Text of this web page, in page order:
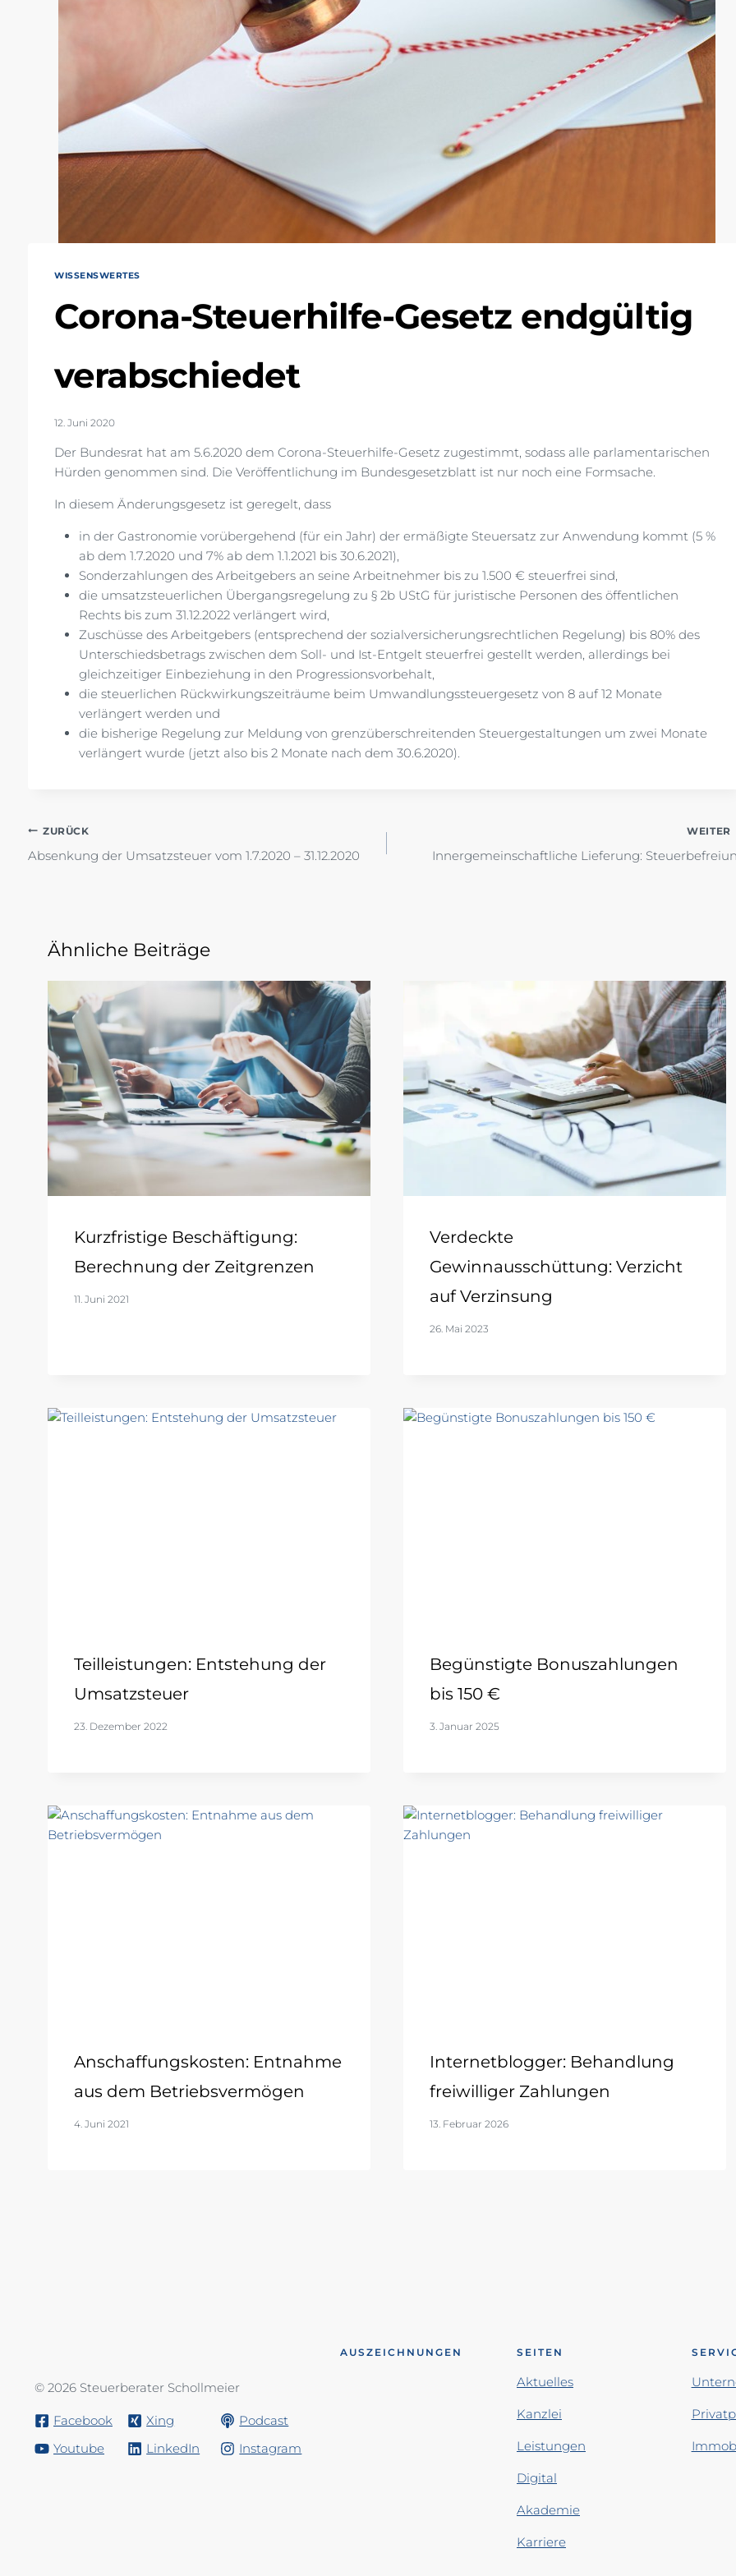
WISSENSWERTES
Corona-Steuerhilfe-Gesetz endgültig
verabschiedet
12. Juni 2020
Der Bundesrat hat am 5.6.2020 dem Corona-Steuerhilfe-Gesetz zugestimmt, sodass alle parlamentarischen
Hürden genommen sind. Die Veröffentlichung im Bundesgesetzblatt ist nur noch eine Formsache.
In diesem Änderungsgesetz ist geregelt, dass
in der Gastronomie vorübergehend (für ein Jahr) der ermäßigte Steuersatz zur Anwendung kommt (5 %
ab dem 1.7.2020 und 7% ab dem 1.1.2021 bis 30.6.2021),
Sonderzahlungen des Arbeitgebers an seine Arbeitnehmer bis zu 1.500 € steuerfrei sind,
die umsatzsteuerlichen Übergangsregelung zu § 2b UStG für juristische Personen des öffentlichen
Rechts bis zum 31.12.2022 verlängert wird,
Zuschüsse des Arbeitgebers (entsprechend der sozialversicherungsrechtlichen Regelung) bis 80% des
Unterschiedsbetrags zwischen dem Soll- und Ist-Entgelt steuerfrei gestellt werden, allerdings bei
gleichzeitiger Einbeziehung in den Progressionsvorbehalt,
die steuerlichen Rückwirkungszeiträume beim Umwandlungssteuergesetz von 8 auf 12 Monate
verlängert werden und
die bisherige Regelung zur Meldung von grenzüberschreitenden Steuergestaltungen um zwei Monate
verlängert wurde (jetzt also bis 2 Monate nach dem 30.6.2020).
Beitragsnavigation
ZURÜCK
Absenkung der Umsatzsteuer vom 1.7.2020 – 31.12.2020
WEITER
Innergemeinschaftliche Lieferung:
Ähnliche Beiträge
Kurzfristige Beschäftigung:
Berechnung der Zeitgrenzen
11. Juni 2021
Verdeckte
Gewinnausschüttung: Verzicht
auf Verzinsung
26. Mai 2023
Teilleistungen: Entstehung der
Umsatzsteuer
23. Dezember 2022
Begünstigte Bonuszahlungen
bis 150 €
3. Januar 2025
Anschaffungskosten: Entnahme
aus dem Betriebsvermögen
4. Juni 2021
Internetblogger: Behandlung
freiwilliger Zahlungen
13. Februar 2026
© 2026 Steuerberater Schollmeier
Facebook Xing
Podcast
Youtube
LinkedIn Instagram
AUSZEICHNUNGEN SEITEN
Aktuelles
Kanzlei
Leistungen
Digital
Akademie
Karriere